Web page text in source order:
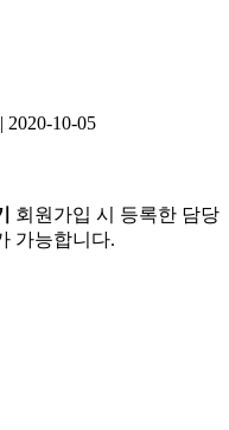
| 2020-10-05
회원가입 시 등록한 담당
가능합니다.